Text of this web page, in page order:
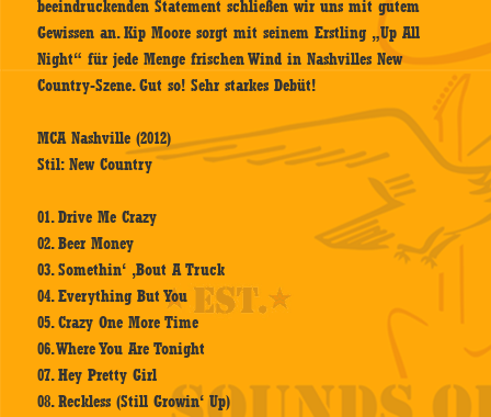
beeindruckenden Statement schließen wir uns mit gutem
Gewissen an. Kip Moore sorgt mit seinem Erstling „Up All
Night“ für jede Menge frischen Wind in Nashvilles New
Country-Szene. Gut so! Sehr starkes Debüt!
MCA Nashville (2012)
Stil: New Country
01. Drive Me Crazy
02. Beer Money
03. Somethin‘ ‚Bout A Truck
04. Everything But You
05. Crazy One More Time
06. Where You Are Tonight
07. Hey Pretty Girl
08. Reckless (Still Growin‘ Up)